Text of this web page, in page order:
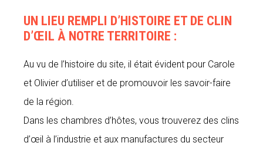
UN LIEU REMPLI D’HISTOIRE ET DE CLIN
D’ŒIL À NOTRE TERRITOIRE :
Au vu de l’histoire du site, il était évident pour Carole
et Olivier d’utiliser et de promouvoir les savoir-faire
de la région.
Dans les chambres d’hôtes, vous trouverez des clins
d’œil à l’industrie et aux manufactures du secteur